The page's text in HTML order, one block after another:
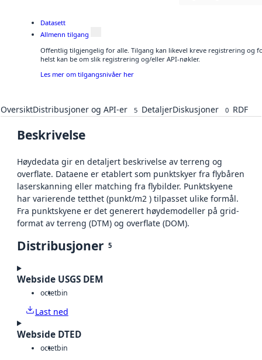
Datasett
Allmenn tilgang
Offentlig tilgjengelig for alle. Tilgang kan likevel kreve registrering og
helst kan be om slik registrering og/eller API-nøkler.
Les mer om tilgangsnivåer her
OversiktDistribusjoner og API-er 5 DetaljerDiskusjoner 0 RDF
Beskrivelse
Høydedata gir en detaljert beskrivelse av terreng og
overflate. Dataene er etablert som punktskyer fra flybåren
laserskanning eller matching fra flybilder. Punktskyene
har varierende tetthet (punkt/m2 ) tilpasset ulike formål.
Fra punktskyene er det generert høydemodeller på grid-
format av terreng (DTM) og overflate (DOM).
Distribusjoner 5
Webside USGS DEM
octetbin
Last ned
Webside DTED
octetbin